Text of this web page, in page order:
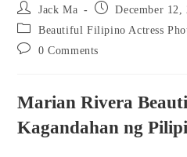
Post
author:
Jack Ma
Post December 12,
Post
category:
Beautiful Filipino Actress
Post 0 Comments
Marian Rivera
Kagandahan ng